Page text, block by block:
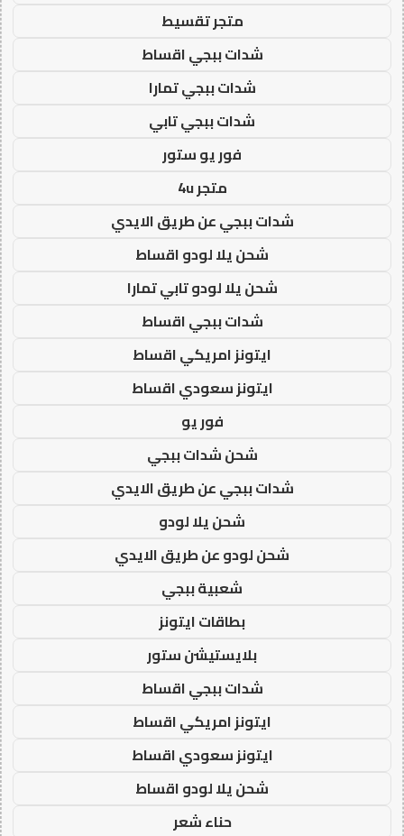
متجر تقسيط
شدات ببجي اقساط
شدات ببجي تمارا
شدات ببجي تابي
فور يو ستور
متجر 4u
شدات ببجي عن طريق الايدي
شحن يلا لودو اقساط
شحن يلا لودو تابي تمارا
شدات ببجي اقساط
ايتونز امريكي اقساط
ايتونز سعودي اقساط
فور يو
شحن شدات ببجي
شدات ببجي عن طريق الايدي
شحن يلا لودو
شحن لودو عن طريق الايدي
شعبية ببجي
بطاقات ايتونز
بلايستيشن ستور
شدات ببجي اقساط
ايتونز امريكي اقساط
ايتونز سعودي اقساط
شحن يلا لودو اقساط
حناء شعر